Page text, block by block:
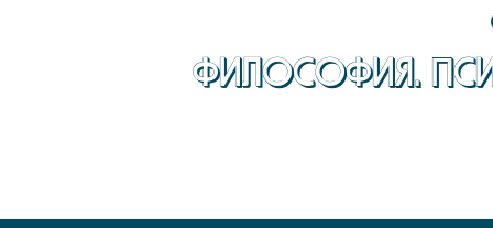
ФИЛОСОФИЯ.